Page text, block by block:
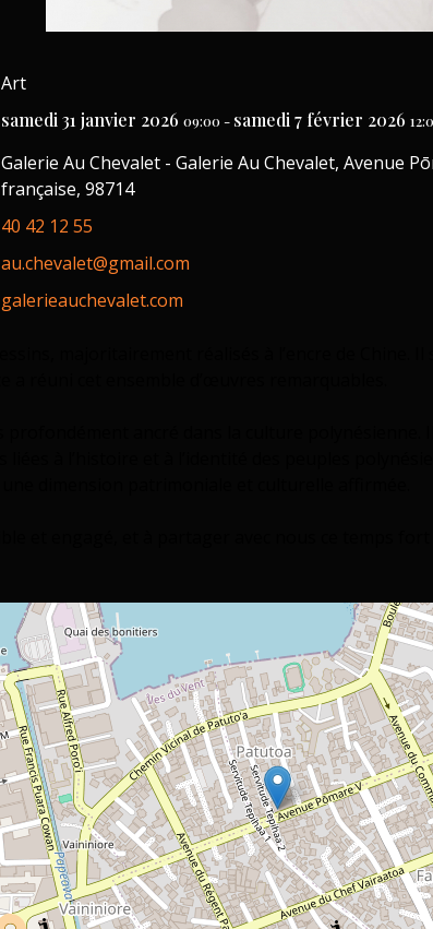
Art
samedi 31 janvier 2026 09:00- samedi 7 février 2026
Galerie Au Chevalet - Galerie Au Chevalet, Avenue
française, 98714
40 42 12 55
au.chevalet@gmail.com
galerieauchevalet.com